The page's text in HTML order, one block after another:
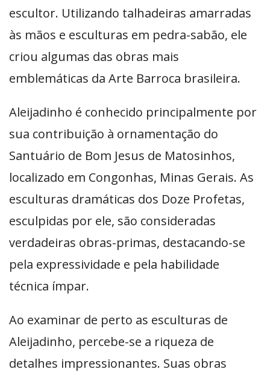
escultor. Utilizando talhadeiras amarradas
às mãos e esculturas em pedra-sabão, ele
criou algumas das obras mais
emblemáticas da Arte Barroca brasileira.
Aleijadinho é conhecido principalmente por
sua contribuição à ornamentação do
Santuário de Bom Jesus de Matosinhos,
localizado em Congonhas, Minas Gerais. As
esculturas dramáticas dos Doze Profetas,
esculpidas por ele, são consideradas
verdadeiras obras-primas, destacando-se
pela expressividade e pela habilidade
técnica ímpar.
Ao examinar de perto as esculturas de
Aleijadinho, percebe-se a riqueza de
detalhes impressionantes. Suas obras